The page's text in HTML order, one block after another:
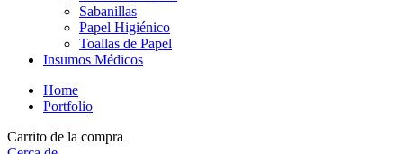
Sabanillas
Papel Higiénico
Toallas de Papel
Insumos Médicos
Home
Portfolio
Carrito de la compra